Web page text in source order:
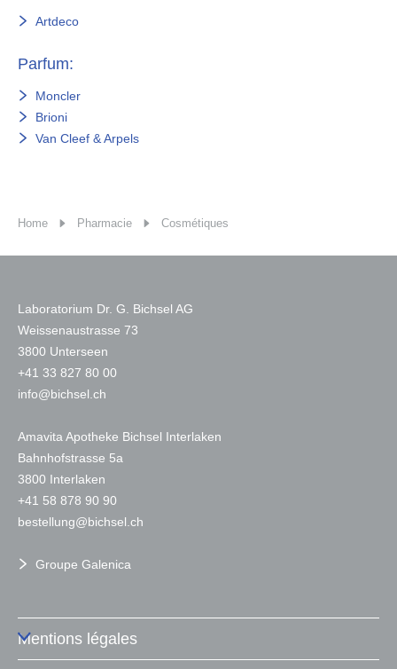
Artdeco
Parfum:
Moncler
Brioni
Van Cleef & Arpels
Home Pharmacie Cosmétiques
Laboratorium Dr. G. Bichsel AG
Weissenaustrasse 73
3800 Unterseen
+41 33 827 80 00
nf
b chs l ch
Amavita Apotheke Bichsel Interlaken
Bahnhofstrasse 5a
3800 Interlaken
+41 58 878 90 90
b st ll ng b chs l ch
Groupe Galenica
Mentions légales